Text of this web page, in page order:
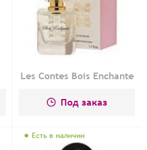
Les Contes Bois Enchante
Под заказ
Есть в наличии